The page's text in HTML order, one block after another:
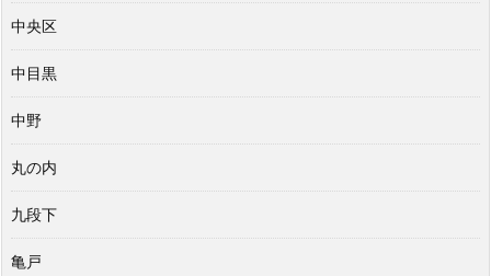
中央区
中目黒
中野
丸の内
九段下
亀戸